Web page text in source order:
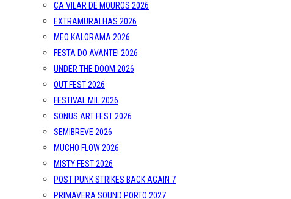
CA VILAR DE MOUROS 2026
EXTRAMURALHAS 2026
MEO KALORAMA 2026
FESTA DO AVANTE! 2026
UNDER THE DOOM 2026
OUT.FEST 2026
FESTIVAL MIL 2026
SONUS ART FEST 2026
SEMIBREVE 2026
MUCHO FLOW 2026
MISTY FEST 2026
POST PUNK STRIKES BACK AGAIN 7
PRIMAVERA SOUND PORTO 2027